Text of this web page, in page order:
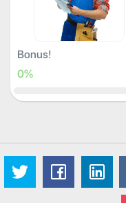
Bonus!
0%